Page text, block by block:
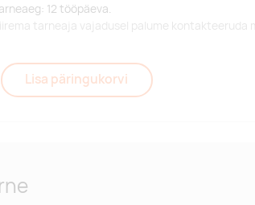
12 tööpäeva.
tarneaja vajadusel palume kontakteeruda
Lisa päringukorvi